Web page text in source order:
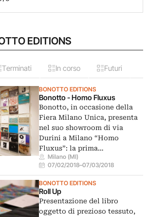
EDITIONS
Terminati In corso Futuri
BONOTTO EDITIONS
Bonotto - Homo Fluxus
Bonotto, in occasione della
Fiera Milano Unica, presenta
nel suo showroom di via
Durini a Milano “Homo
Fluxus”: la prima…
Milano (MI)
07/02/2018–07/03/2018
BONOTTO EDITIONS
Roll Up
Presentazione del libro
oggetto di prezioso tessuto,